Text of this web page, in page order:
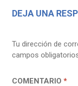
DEJA UNA
Tu dirección de
campos
COMENTARIO *